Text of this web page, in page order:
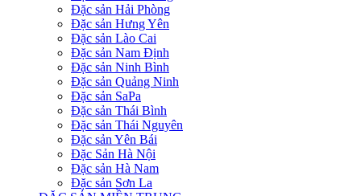
Đặc sản Hải Phòng
Đặc sản Hưng Yên
Đặc sản Lào Cai
Đặc sản Nam Định
Đặc sản Ninh Bình
Đặc sản Quảng Ninh
Đặc sản SaPa
Đặc sản Thái Bình
Đặc sản Thái Nguyên
Đặc sản Yên Bái
Đặc Sản Hà Nội
Đặc sản Hà Nam
Đặc sản Sơn La